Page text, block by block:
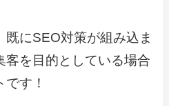
にSEO対策が組み込ま
客を目的としている場合
す！